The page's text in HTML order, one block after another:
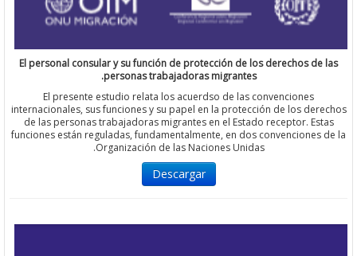
El personal consular y su función de protección de los derechos
personas trabajadoras migrantes.
El presente estudio relata los acuerdso de las convenciones
internacionales, sus funciones y su papel en la protección de los
de las personas trabajadoras migrantes en el Estado receptor.
funciones están reguladas, fundamentalmente, en dos
Organización de las Naciones Unidas.
Descargar